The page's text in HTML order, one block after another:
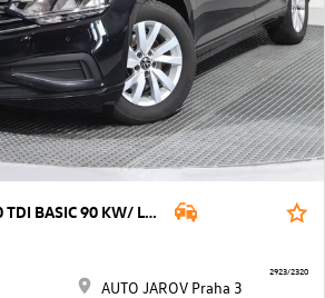
VW Passat Variant 2,0 TDI BASIC 90 KW/ LED, ACC, NAVI
AUTO JAROV Praha 3
2923/2320